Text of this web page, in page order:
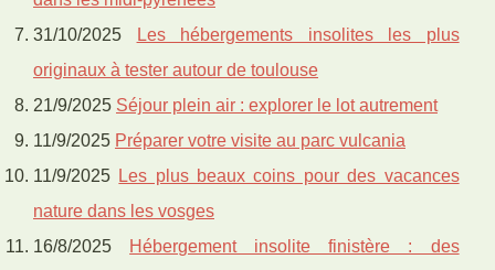
31/10/2025
Les hébergements insolites les plus
originaux à tester autour de toulouse
21/9/2025 Séjour plein air : explorer le lot autrement
11/9/2025 Préparer votre visite au parc vulcania
11/9/2025 Les plus beaux coins pour des vacances
nature dans les vosges
16/8/2025
Hébergement insolite finistère : des